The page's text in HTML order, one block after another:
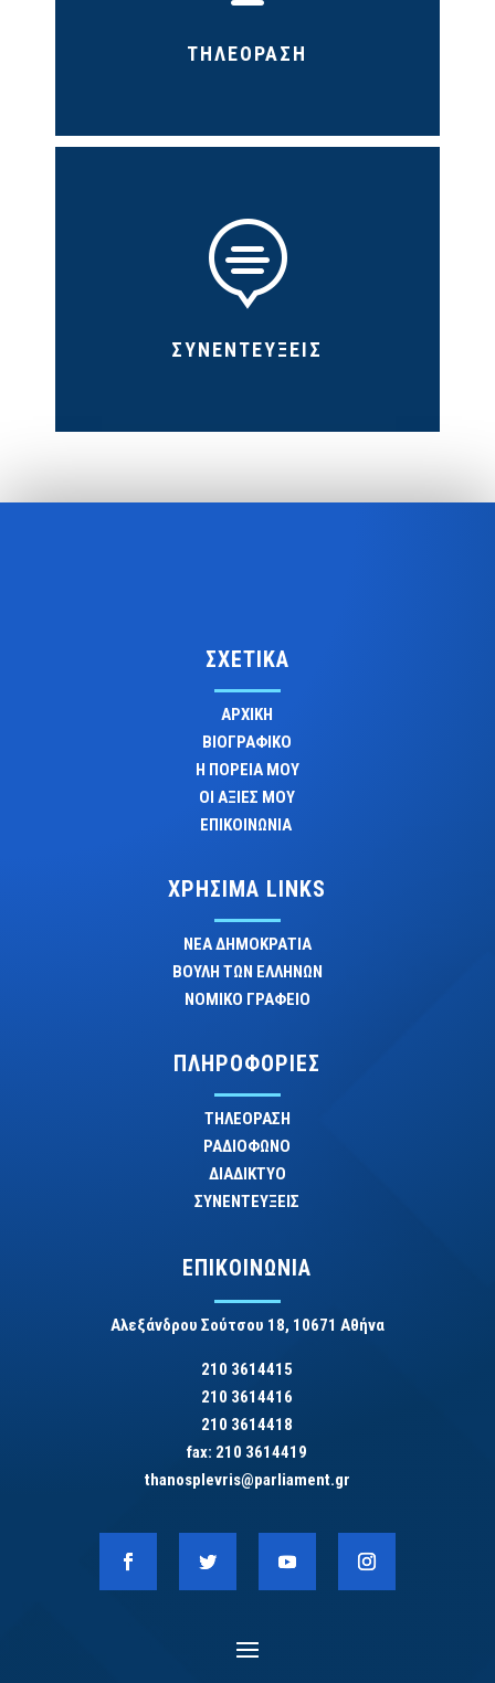
ΤΗΛΕΟΡΑΣΗ

ΣΥΝΕΝΤΕΥΞΕΙΣ
ΣΧΕΤΙΚΑ
ΑΡΧΙΚΗ
ΒΙΟΓΡΑΦΙΚΟ
Η ΠΟΡΕΙΑ ΜΟΥ
ΟΙ ΑΞΙΕΣ ΜΟΥ
ΕΠΙΚΟΙΝΩΝΙΑ
ΧΡΗΣΙΜΑ LINKS
ΝΕΑ ΔΗΜΟΚΡΑΤΙΑ
ΒΟΥΛΗ ΤΩΝ ΕΛΛΗΝΩΝ
ΝΟΜΙΚΟ ΓΡΑΦΕΙΟ
ΠΛΗΡΟΦΟΡΙΕΣ
ΤΗΛΕΟΡΑΣΗ
ΡΑΔΙΟΦΩΝΟ
ΔΙΑΔΙΚΤΥΟ
ΣΥΝΕΝΤΕΥΞΕΙΣ
ΕΠΙΚΟΙΝΩΝΙΑ
Αλεξάνδρου Σούτσου 18, 10671 Αθήνα
210 3614415
210 3614416
210 3614418
fax: 210 3614419
thanosplevris@parliament.gr